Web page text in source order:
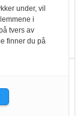
i
større
under, vil
i
tvers av
finner du på